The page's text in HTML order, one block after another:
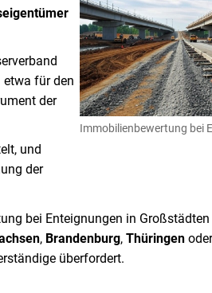
für den
der
und
der
Immobilienbewertung bei
bei Enteignungen in Großstädten
, Brandenburg, Thüringen oder
überfordert.